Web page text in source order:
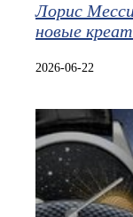
Лорис
новые
2026-06-22